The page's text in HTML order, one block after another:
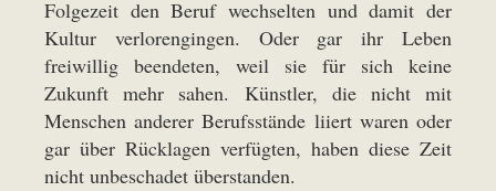
Folgezeit den Beruf wechselten und damit der
Kultur verlorengingen. Oder gar ihr Leben
freiwillig beendeten, weil sie für sich keine
Zukunft mehr sahen. Künstler, die nicht mit
Menschen anderer Berufsstände liiert waren oder
gar über Rücklagen verfügten, haben diese Zeit
nicht unbeschadet überstanden.